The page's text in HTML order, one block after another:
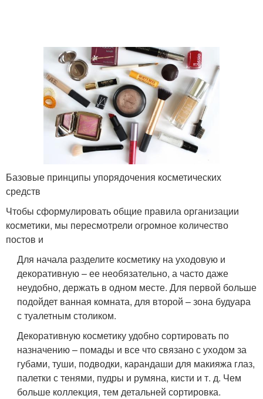
Базовые принципы упорядочения косметических
средств
Чтобы сформулировать общие правила организации
косметики, мы пересмотрели огромное количество
постов и
Для начала разделите косметику на уходовую и
декоративную – ее необязательно, а часто даже
неудобно, держать в одном месте. Для первой больше
подойдет ванная комната, для второй – зона будуара
с туалетным столиком.
Декоративную косметику удобно сортировать по
назначению – помады и все что связано с уходом за
губами, туши, подводки, карандаши для макияжа глаз,
палетки с тенями, пудры и румяна, кисти и т. д. Чем
больше коллекция, тем детальней сортировка.